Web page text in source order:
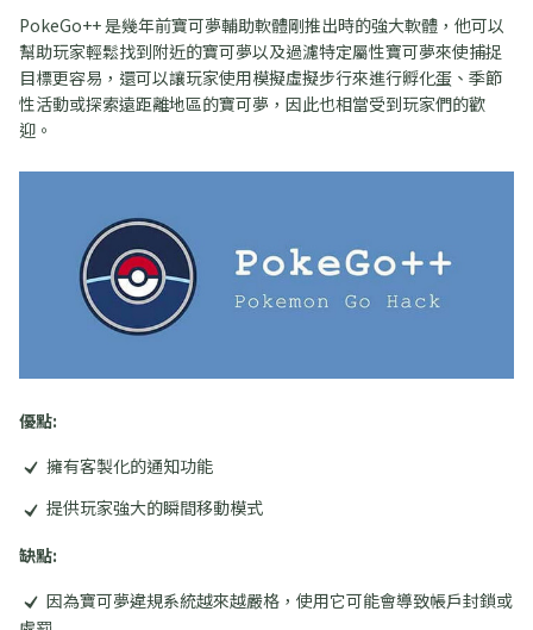
PokeGo++ 是幾年前寶可夢輔助軟體剛推出時的強大軟體，他可以
幫助玩家輕鬆找到附近的寶可夢以及過濾特定屬性寶可夢來使捕捉
目標更容易，還可以讓玩家使用模擬虛擬步行來進行孵化蛋、季節
性活動或探索遠距離地區的寶可夢，因此也相當受到玩家們的歡
迎。
優點:
擁有客製化的通知功能
提供玩家強大的瞬間移動模式
缺點:
因為寶可夢違規系統越來越嚴格，使用它可能會導致帳戶封鎖或